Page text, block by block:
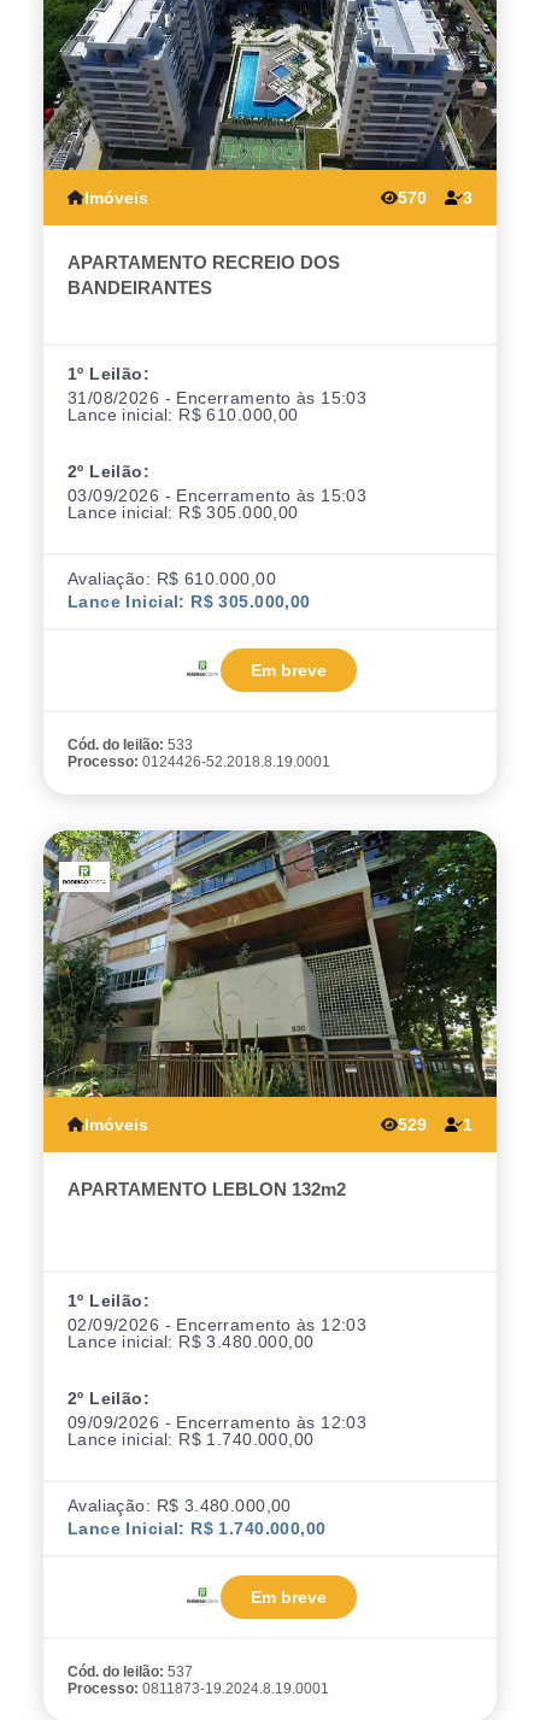
Imóveis 570 3
APARTAMENTO RECREIO DOS
BANDEIRANTES
1º Leilão:
31/08/2026 - Encerramento às 15:03
Lance inicial: R$ 610.000,00
2º Leilão:
03/09/2026 - Encerramento às 15:03
Lance inicial: R$ 305.000,00
Avaliação: R$ 610.000,00
Lance Inicial: R$ 305.000,00
Em breve
Cód. do leilão: 533
Processo: 0124426-52.2018.8.19.0001
Imóveis 529 1
APARTAMENTO LEBLON 132m2
1º Leilão:
02/09/2026 - Encerramento às 12:03
Lance inicial: R$ 3.480.000,00
2º Leilão:
09/09/2026 - Encerramento às 12:03
Lance inicial: R$ 1.740.000,00
Avaliação: R$ 3.480.000,00
Lance Inicial: R$ 1.740.000,00
Em breve
Cód. do leilão: 537
Processo: 0811873-19.2024.8.19.0001